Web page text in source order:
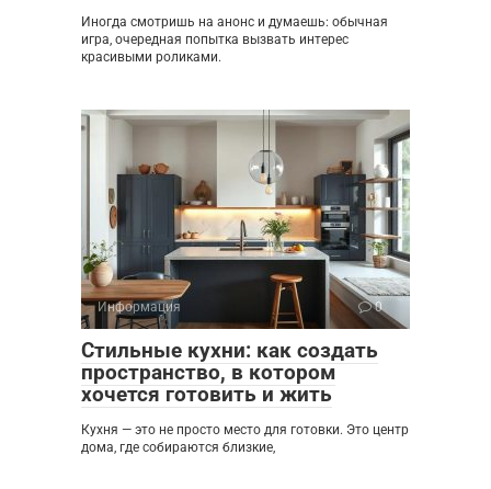
Иногда смотришь на анонс и думаешь: обычная
игра, очередная попытка вызвать интерес
красивыми роликами.
Информация 0
Стильные кухни: как создать
пространство, в котором
хочется готовить и жить
Кухня — это не просто место для готовки. Это центр
дома, где собираются близкие,